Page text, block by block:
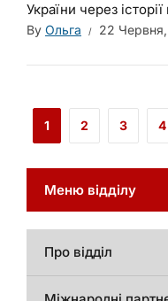
України через
By Ольга 22
1 2 3 4
Меню відділу
Про відділ